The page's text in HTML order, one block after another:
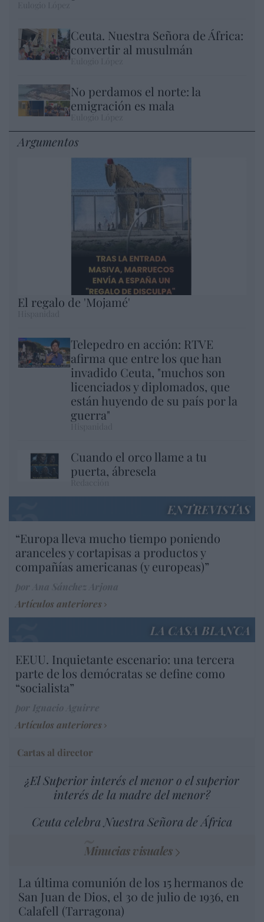
Ceuta. Nuestra Señora de África:
convertir al musulmán
No perdamos el norte: la
emigración es mala
Argumentos
El regalo de 'Mojamé'
Telepedro en acción: RTVE
afirma que entre los que han
invadido Ceuta, "muchos son
licenciados y diplomados, que
están huyendo de su país por la
guerra"
Cuando el orco llame a tu
puerta, ábresela
ENTREVISTAS
“Europa lleva mucho tiempo poniendo
aranceles y cortapisas a productos y
compañías americanas (y europeas)”
Artículos anteriores
LA CASA BLANCA
EEUU. Inquietante escenario: una tercera
parte de los demócratas se define como
“socialista”
Artículos anteriores
Cartas al director
¿El Superior interés el menor o el superior
interés de la madre del menor?
Ceuta celebra Nuestra Señora de África
Minucias visuales
La última comunión de los 15 hermanos de
San Juan de Dios, el 30 de julio de 1936, en
Calafell (Tarragona)